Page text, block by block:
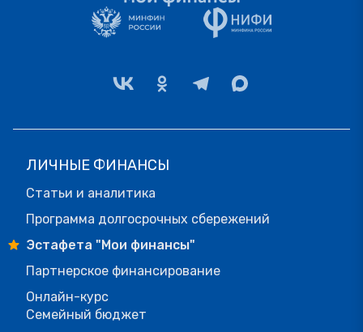
ЛИЧНЫЕ ФИНАНСЫ
Статьи и аналитика
Программа долгосрочных сбережений
Эстафета "Мои финансы"
Партнерское финансирование
Онлайн-курс
Семейный бюджет